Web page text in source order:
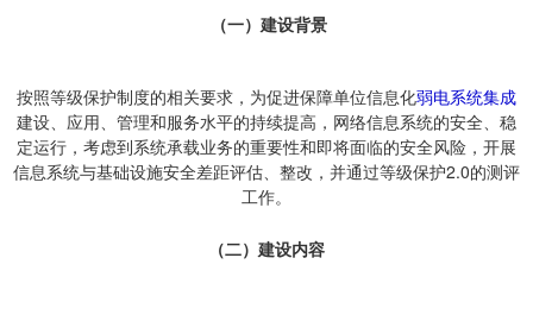
（一）建设背景
按照等级保护制度的相关要求，为促进保障单位信息化弱电系统集成
建设、应用、管理和服务水平的持续提高，网络信息系统的安全、稳
定运行，考虑到系统承载业务的重要性和即将面临的安全风险，开展
信息系统与基础设施安全差距评估、整改，并通过等级保护2.0的测评
工作。
（二）建设内容